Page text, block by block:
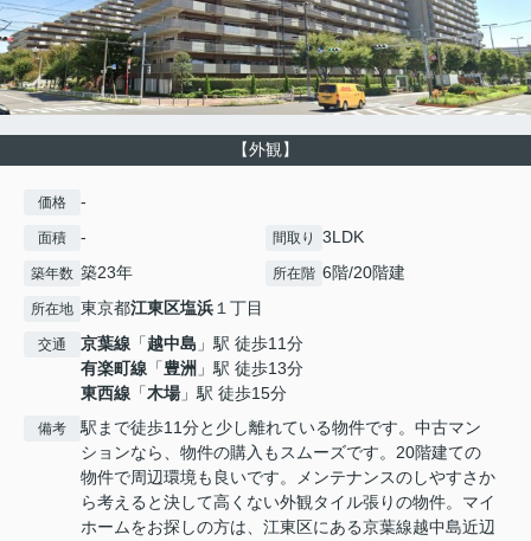
【外観】
価格 -
面積 - 間取り 3LDK
築年数 築23年 所在階 6階/20階建
所在地 東京都江東区塩浜１丁目
交通 京葉線 「越中島 」駅 徒歩11分
有楽町線 「豊洲 」駅 徒歩13分
東西線 「木場」駅 徒歩15分
備考
駅まで徒歩11分と少し離れている物件です。中古マン
ションなら、物件の購入もスムーズです。20階建ての
物件で周辺環境も良いです。メンテナンスのしやすさか
ら考えると決して高くない外観タイル張りの物件。マイ
ホームをお探しの方は、江東区にある京葉線越中島近辺